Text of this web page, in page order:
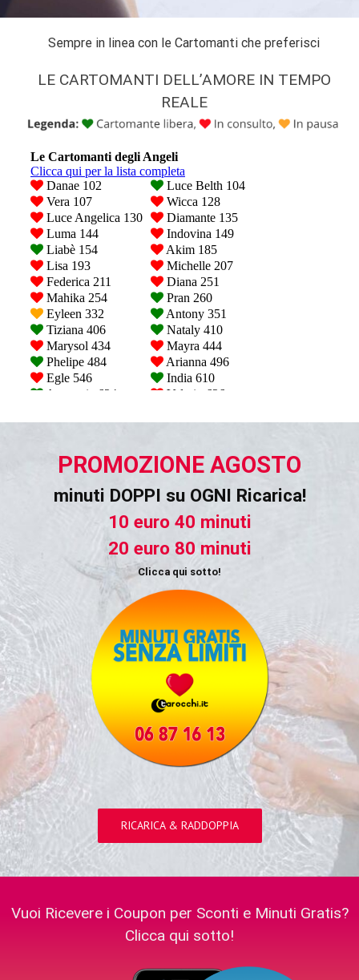
Sempre in linea con le Cartomanti che preferisci
LE CARTOMANTI DELL’AMORE IN TEMPO
REALE
PROMOZIONE AGOSTO
minuti DOPPI su OGNI Ricarica!
10 euro 40 minuti
20 euro 80 minuti
Clicca qui sotto!
RICARICA & RADDOPPIA
Vuoi Ricevere i Coupon per Sconti e Minuti Gratis?
Clicca qui sotto!